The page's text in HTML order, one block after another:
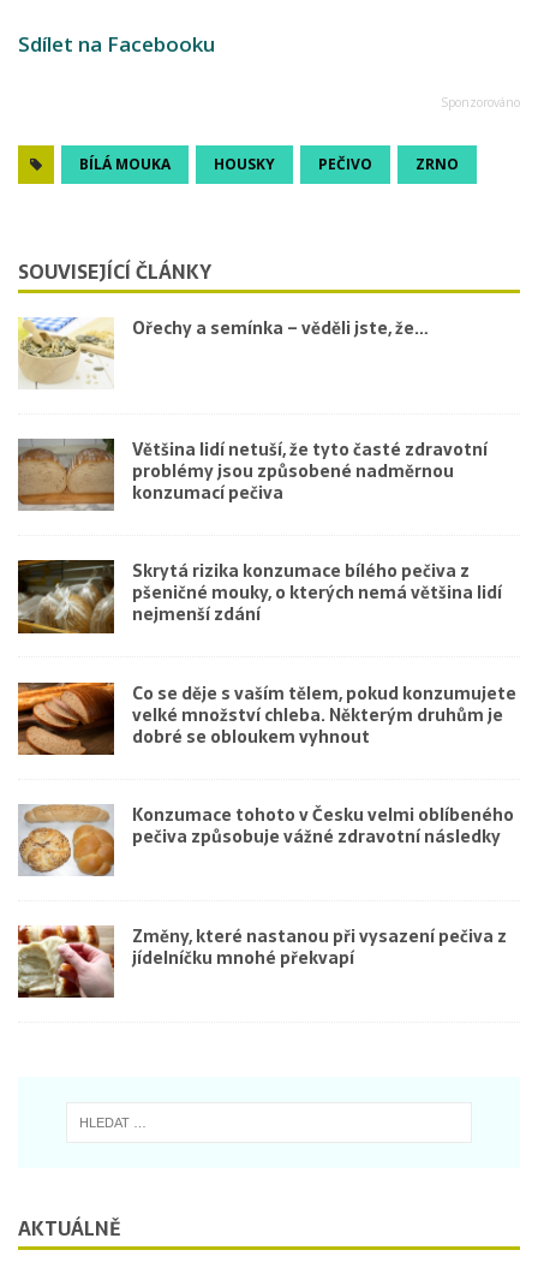
Sdílet na Facebooku
BÍLÁ MOUKA HOUSKY PEČIVO ZRNO
SOUVISEJÍCÍ ČLÁNKY
Ořechy a semínka – věděli jste, že…
Většina lidí netuší, že tyto časté zdravotní
problémy jsou způsobené nadměrnou
konzumací pečiva
Skrytá rizika konzumace bílého pečiva z
pšeničné mouky, o kterých nemá většina lidí
nejmenší zdání
Co se děje s vaším tělem, pokud konzumujete
velké množství chleba. Některým druhům je
dobré se obloukem vyhnout
Konzumace tohoto v Česku velmi oblíbeného
pečiva způsobuje vážné zdravotní následky
Změny, které nastanou při vysazení pečiva z
jídelníčku mnohé překvapí
AKTUÁLNĚ